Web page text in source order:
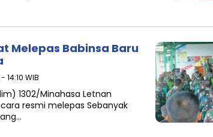
Melepas Babinsa Baru
14:10 WIB
1302/Minahasa Letnan
resmi melepas Sebanyak